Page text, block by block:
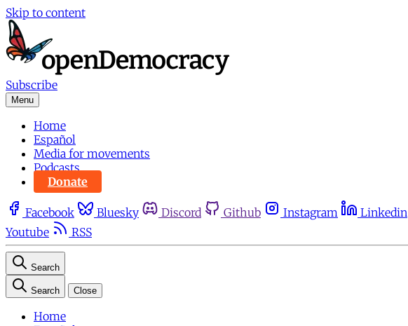
Skip to content
Subscribe
Menu
Home
Español
Media for movements
Podcasts
Donate
Facebook Bluesky Discord Github Instagram Linkedin
Youtube
RSS
Search
Search Close
Home